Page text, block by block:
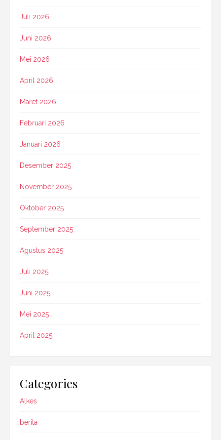
Juli 2026
Juni 2026
Mei 2026
April 2026
Maret 2026
Februari 2026
Januari 2026
Desember 2025
November 2025
Oktober 2025
September 2025
Agustus 2025
Juli 2025
Juni 2025
Mei 2025
April 2025
Categories
Alkes
berita